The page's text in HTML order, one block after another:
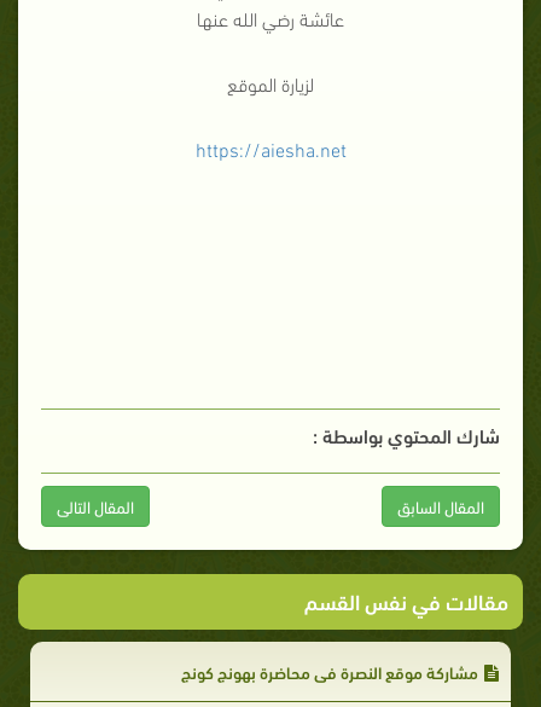
عائشة رضي الله عنها
لزيارة الموقع
https://aiesha.net
شارك المحتوي بواسطة :
المقال السابق المقال التالى
مقالات في نفس القسم
مشاركة موقع النصرة في محاضرة بهونج كونج